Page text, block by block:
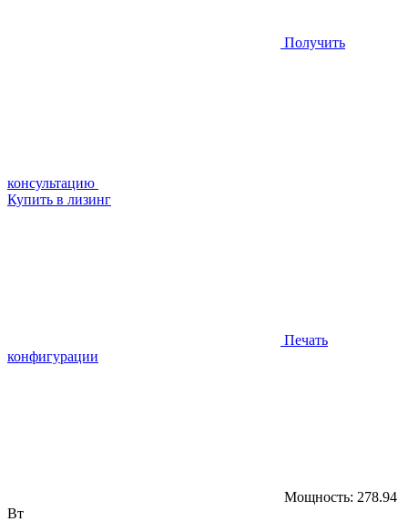
Получить
консультацию
Купить в лизинг
Печать
конфигурации
Мощность: 278.94
Вт